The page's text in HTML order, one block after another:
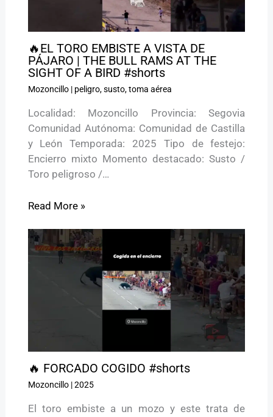
🔥EL TORO EMBISTE A VISTA DE
PÁJARO | THE BULL RAMS AT THE
SIGHT OF A BIRD #shorts
Mozoncillo| peligro,susto,toma aérea
Localidad: Mozoncillo Provincia: Segovia
Comunidad Autónoma: Comunidad de Castilla
y León Temporada: 2025 Tipo de festejo:
Encierro mixto Momento destacado: Susto /
Toro peligroso /…
Read More »
🔥 FORCADO COGIDO #shorts
Mozoncillo|2025
El toro embiste a un mozo y este trata de